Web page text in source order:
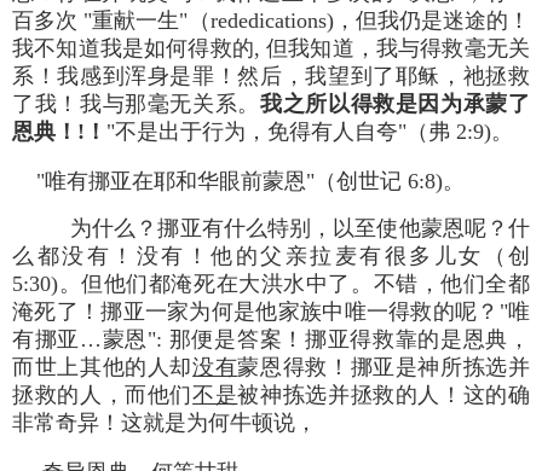
百多次 "重献一生"（rededications)，但我仍是迷途的！
我不知道我是如何得救的, 但我知道，我与得救毫无关
系！我感到浑身是罪！然后，我望到了耶稣，祂拯救
了我！我与那毫无关系。 我之所以得救是因为承蒙了
恩典！!！ "不是出于行为，免得有人自夸"（弗 2:9)。
"唯有挪亚在耶和华眼前蒙恩"（创世记 6:8)。
为什么？挪亚有什么特别，以至使他蒙恩呢？什
么都没有！没有！他的父亲拉麦有很多儿女（创
5:30)。但他们都淹死在大洪水中了。不错，他们全都
淹死了！挪亚一家为何是他家族中唯一得救的呢？"唯
有挪亚…蒙恩": 那便是答案！挪亚得救靠的是恩典，
而世上其他的人却没有蒙恩得救！挪亚是神所拣选并
拯救的人，而他们不是被神拣选并拯救的人！这的确
非常奇异！这就是为何牛顿说，